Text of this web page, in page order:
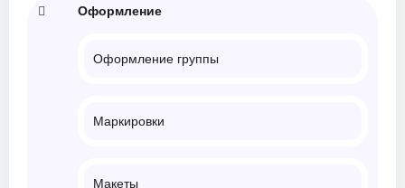
Оформление
Оформление группы
Маркировки
Макеты